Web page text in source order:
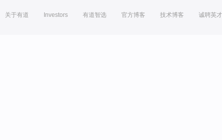
关于有道 Investors 有道智选 官方博客 技术博客 诚聘英才